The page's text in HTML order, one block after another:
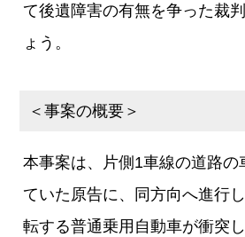
て後遺障害の有無を争った裁
ょう。
＜事案の概要＞
本事案は、片側1車線の道路の
ていた原告に、同方向へ進行
転する普通乗用自動車が衝突